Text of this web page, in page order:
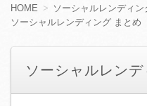
コ
ン
へ
HOME
ソーシャルレンディン
ソーシャルレンディング まとめ
ソーシャルレン